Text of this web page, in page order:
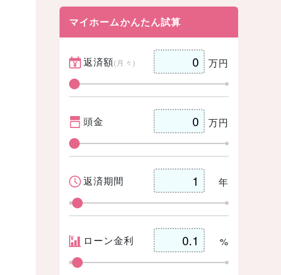
マイホームかんたん試算
返済額(月々) 万円
頭金 万円
返済期間 年
ローン金利 %